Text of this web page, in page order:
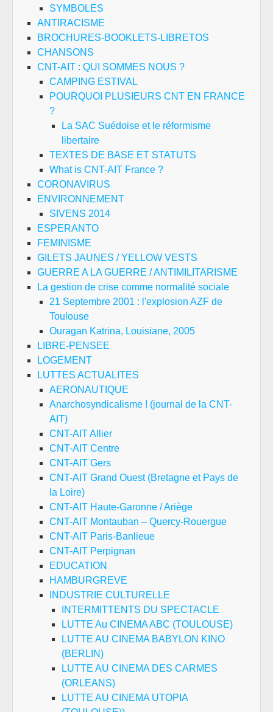
SYMBOLES
ANTIRACISME
BROCHURES-BOOKLETS-LIBRETOS
CHANSONS
CNT-AIT : QUI SOMMES NOUS ?
CAMPING ESTIVAL
POURQUOI PLUSIEURS CNT EN FRANCE
?
La SAC Suédoise et le réformisme
libertaire
TEXTES DE BASE ET STATUTS
What is CNT-AIT France ?
CORONAVIRUS
ENVIRONNEMENT
SIVENS 2014
ESPERANTO
FEMINISME
GILETS JAUNES / YELLOW VESTS
GUERRE A LA GUERRE / ANTIMILITARISME
La gestion de crise comme normalité sociale
21 Septembre 2001 : l'explosion AZF de
Toulouse
Ouragan Katrina, Louisiane, 2005
LIBRE-PENSEE
LOGEMENT
LUTTES ACTUALITES
AERONAUTIQUE
Anarchosyndicalisme ! (journal de la CNT-
AIT)
CNT-AIT Allier
CNT-AIT Centre
CNT-AIT Gers
CNT-AIT Grand Ouest (Bretagne et Pays de
la Loire)
CNT-AIT Haute-Garonne / Ariège
CNT-AIT Montauban – Quercy-Rouergue
CNT-AIT Paris-Banlieue
CNT-AIT Perpignan
EDUCATION
HAMBURGREVE
INDUSTRIE CULTURELLE
INTERMITTENTS DU SPECTACLE
LUTTE Au CINEMA ABC (TOULOUSE)
LUTTE AU CINEMA BABYLON KINO
(BERLIN)
LUTTE AU CINEMA DES CARMES
(ORLEANS)
LUTTE AU CINEMA UTOPIA